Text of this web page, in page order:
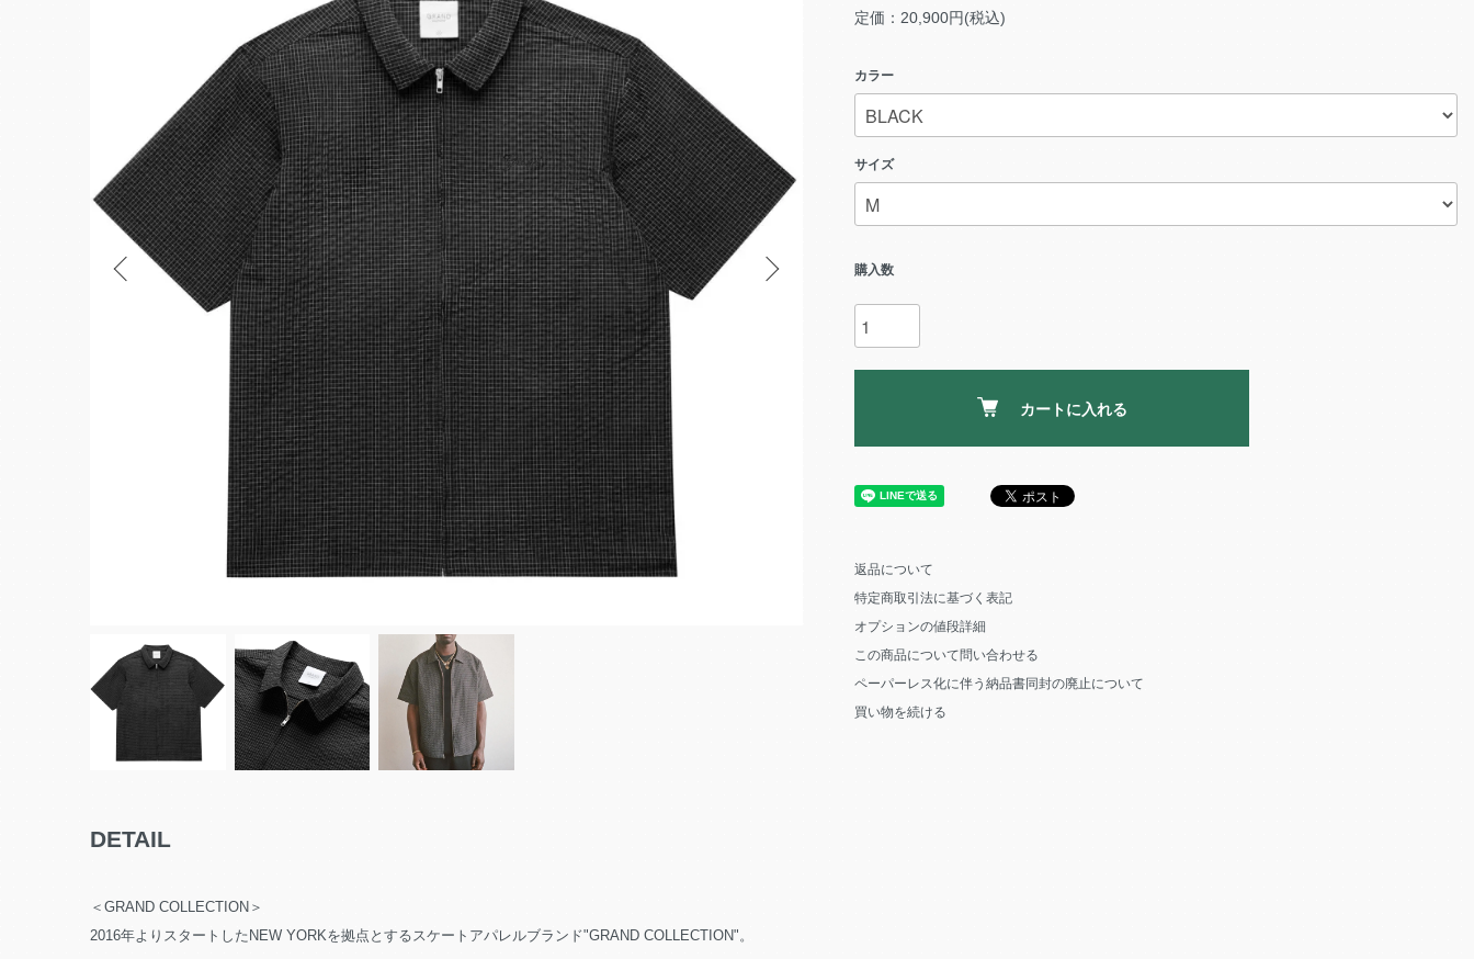
定価：20,900円(税込)
カラー
サイズ
購入数
カートに入れる
返品について
特定商取引法に基づく表記
オプションの値段詳細
この商品について問い合わせる
ペーパーレス化に伴う納品書同封の廃止について
買い物を続ける
DETAIL
＜GRAND COLLECTION＞
2016年よりスタートしたNEW YORKを拠点とするスケートアパレルブランド"GRAND COLLECTION"。